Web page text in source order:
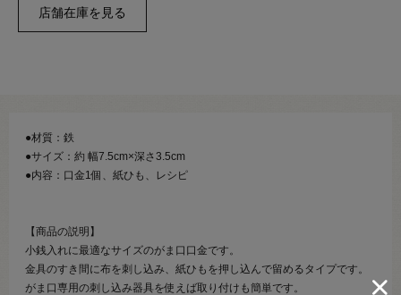
●材質：鉄
●サイズ：約 幅7.5cm×深さ3.5cm
●内容：口金1個、紙ひも、レシピ
【商品の説明】
小銭入れに最適なサイズのがま口口金です。
金具のすき間に布を刺し込み、紙ひもを押し込んで留めるタイプです。
がま口専用の刺し込み器具を使えば取り付けも簡単です。